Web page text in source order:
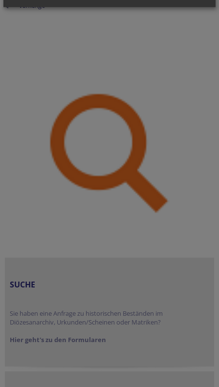
vorherige
SUCHE
Sie haben eine Anfrage zu historischen Beständen im
Diözesanarchiv, Urkunden/Scheinen oder Matriken?
Hier geht's zu den Formularen